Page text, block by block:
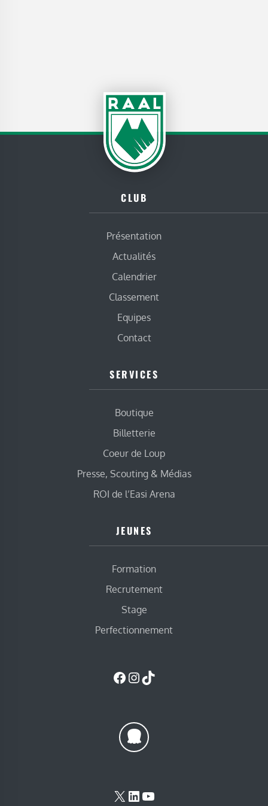
CLUB
Présentation
Actualités
Calendrier
Classement
Equipes
Contact
SERVICES
Boutique
Billetterie
Coeur de Loup
Presse, Scouting & Médias
ROI de l’Easi Arena
JEUNES
Formation
Recrutement
Stage
Perfectionnement
Facebook
Instagram
TikTok
X LinkedIn
YouTube